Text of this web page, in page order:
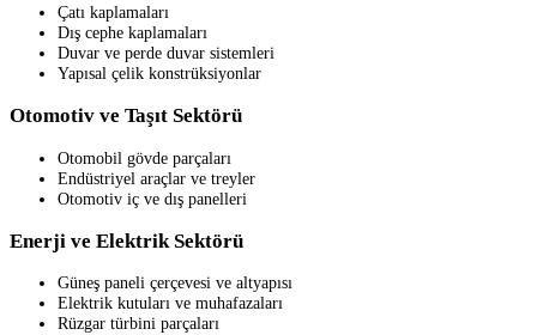
Çatı kaplamaları
Dış cephe kaplamaları
Duvar ve perde duvar sistemleri
Yapısal çelik konstrüksiyonlar
Otomotiv ve Taşıt Sektörü
Otomobil gövde parçaları
Endüstriyel araçlar ve treyler
Otomotiv iç ve dış panelleri
Enerji ve Elektrik Sektörü
Güneş paneli çerçevesi ve altyapısı
Elektrik kutuları ve muhafazaları
Rüzgar türbini parçaları